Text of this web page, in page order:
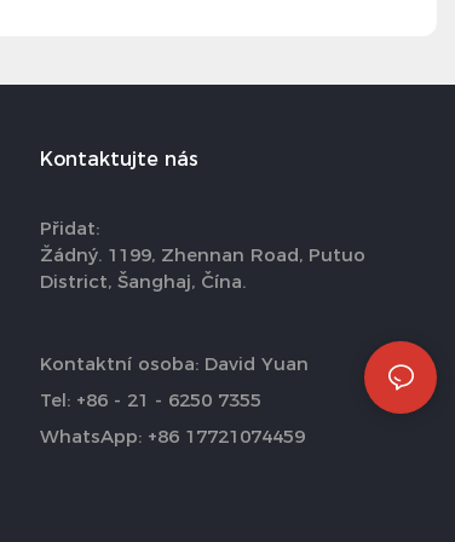
Kontaktujte nás
Přidat:
Žádný. 1199, Zhennan Road, Putuo
District, Šanghaj, Čína.
Kontaktní osoba: David Yuan
Tel: +86 - 21 - 6250 7355
WhatsApp: +86 17721074459